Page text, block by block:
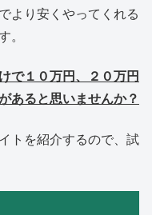
より安くやってくれる
。
で１０万円、２０万円
あると思いませんか？
トを紹介するので、試